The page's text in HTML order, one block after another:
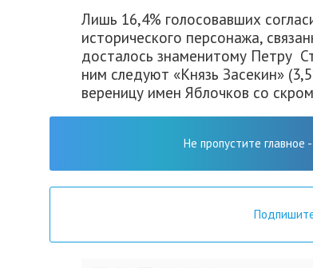
Лишь 16,4% голосовавших
исторического персонажа,
досталось знаменитому Петру
ним следуют «Князь Засекин»
вереницу имен Яблочков со
Не пропустите